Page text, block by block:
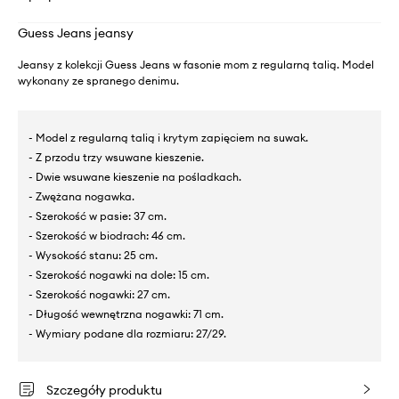
Guess Jeans jeansy
Jeansy z kolekcji Guess Jeans w fasonie mom z regularną talią. Model
wykonany ze spranego denimu.
- Model z regularną talią i krytym zapięciem na suwak.
- Z przodu trzy wsuwane kieszenie.
- Dwie wsuwane kieszenie na pośladkach.
- Zwężana nogawka.
- Szerokość w pasie: 37 cm.
- Szerokość w biodrach: 46 cm.
- Wysokość stanu: 25 cm.
- Szerokość nogawki na dole: 15 cm.
- Szerokość nogawki: 27 cm.
- Długość wewnętrzna nogawki: 71 cm.
- Wymiary podane dla rozmiaru: 27/29.
Szczegóły produktu